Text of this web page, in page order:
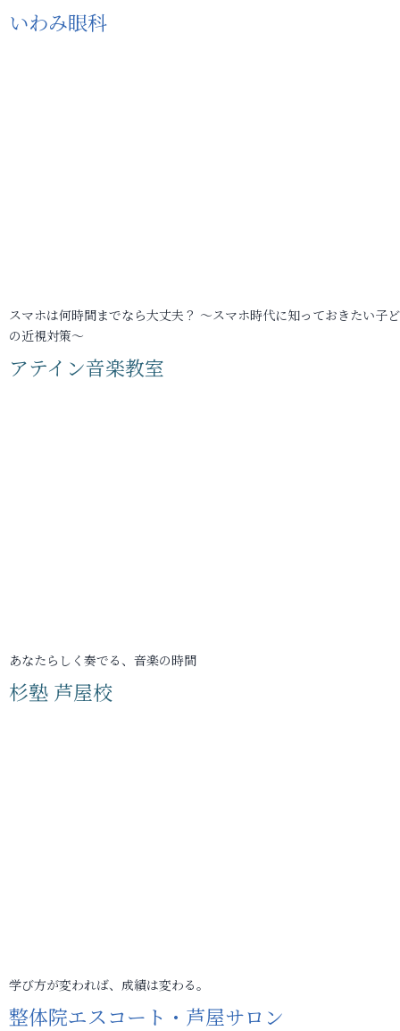
いわみ眼科
スマホは何時間までなら大丈夫？ ～スマホ時代に知っておきたい子
の近視対策～
アテイン音楽教室
あなたらしく奏でる、音楽の時間
杉塾 芦屋校
学び方が変われば、成績は変わる。
整体院エスコート・芦屋サロン